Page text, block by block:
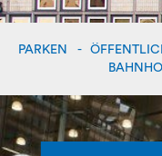
PARKEN